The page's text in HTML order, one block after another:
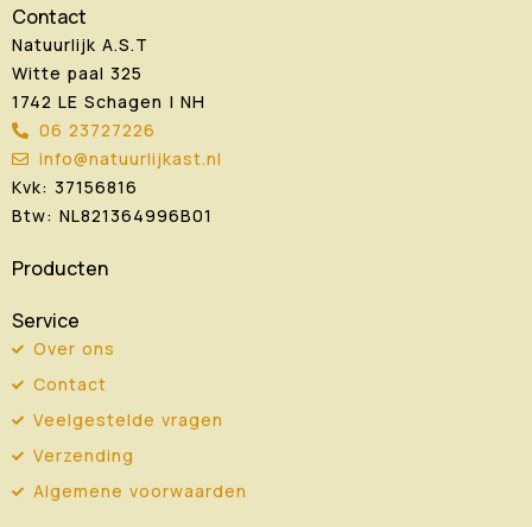
Contact
Natuurlijk A.S.T
Witte paal 325
1742 LE Schagen | NH
06 23727226
info@natuurlijkast.nl
Kvk: 37156816
Btw: NL821364996B01
Producten
Service
Over ons
Contact
Veelgestelde vragen
Verzending
Algemene voorwaarden